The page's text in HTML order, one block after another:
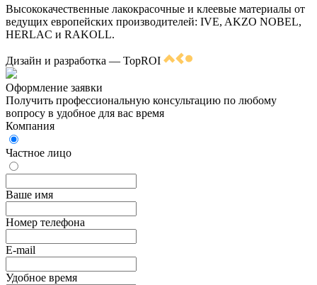
Высококачественные лакокрасочные и клеевые материалы от
ведущих европейских производителей: IVE, AKZO NOBEL,
HERLAC и RAKOLL.
Дизайн и разработка — TopROI
Оформление заявки
Получить профессиональную консультацию по любому
вопросу в удобное для вас время
Компания
Частное лицо
Ваше имя
Номер телефона
E-mail
Удобное время